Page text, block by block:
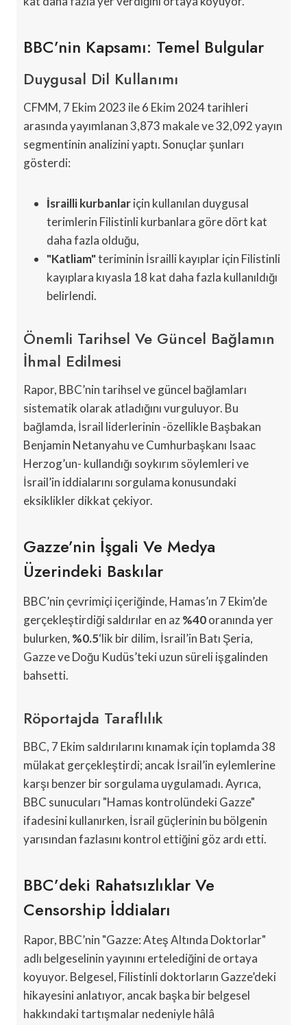
BBC’nin Kapsamı: Temel Bulgular
Duygusal Dil Kullanımı
CFMM, 7 Ekim 2023 ile 6 Ekim 2024 tarihleri
arasında yayımlanan 3,873 makale ve 32,092 yayın
segmentinin analizini yaptı. Sonuçlar şunları
gösterdi:
İsrailli kurbanlariçin kullanılan duygusal
terimlerin Filistinli kurbanlara göre dört kat
daha fazla olduğu,
"Katliam"teriminin İsrailli kayıplar için Filistinli
kayıplara kıyasla 18 kat daha fazla kullanıldığı
belirlendi.
Önemli Tarihsel Ve Güncel Bağlamın
İhmal Edilmesi
Rapor, BBC’nin tarihsel ve güncel bağlamları
sistematik olarak atladığını vurguluyor. Bu
bağlamda, İsrail liderlerinin -özellikle Başbakan
Benjamin Netanyahu ve Cumhurbaşkanı Isaac
Herzog’un- kullandığı soykırım söylemleri ve
İsrail’in iddialarını sorgulama konusundaki
eksiklikler dikkat çekiyor.
Gazze’nin İşgali Ve Medya
Üzerindeki Baskılar
BBC’nin çevrimiçi içeriğinde, Hamas’ın 7 Ekim’de
gerçekleştirdiği saldırılar en az%40oranında yer
bulurken, %0.5‘lik bir dilim, İsrail’in Batı Şeria,
Gazze ve Doğu Kudüs’teki uzun süreli işgalinden
bahsetti.
Röportajda Taraflılık
BBC, 7 Ekim saldırılarını kınamak için toplamda 38
mülakat gerçekleştirdi; ancak İsrail’in eylemlerine
karşı benzer bir sorgulama uygulamadı. Ayrıca,
BBC sunucuları "Hamas kontrolündeki Gazze"
ifadesini kullanırken, İsrail güçlerinin bu bölgenin
yarısından fazlasını kontrol ettiğini göz ardı etti.
BBC’deki Rahatsızlıklar Ve
Censorship İddiaları
Rapor, BBC’nin "Gazze: Ateş Altında Doktorlar"
adlı belgeselinin yayınını ertelediğini de ortaya
koyuyor. Belgesel, Filistinli doktorların Gazze’deki
hikayesini anlatıyor, ancak başka bir belgesel
hakkındaki tartışmalar nedeniyle hâlâ